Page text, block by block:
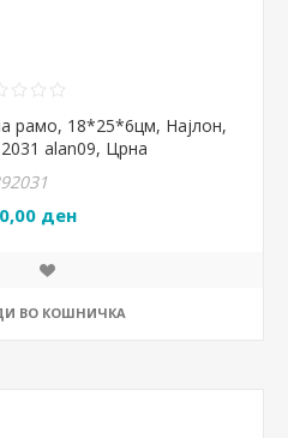
рамо, 18*25*6цм, Најлон,
alan09, Црна
ден
ВО КОШНИЧКА